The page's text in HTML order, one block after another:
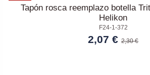
Tapón rosca reemplazo botella
Helikon
F24-1-372
2,07 € 2,30 €